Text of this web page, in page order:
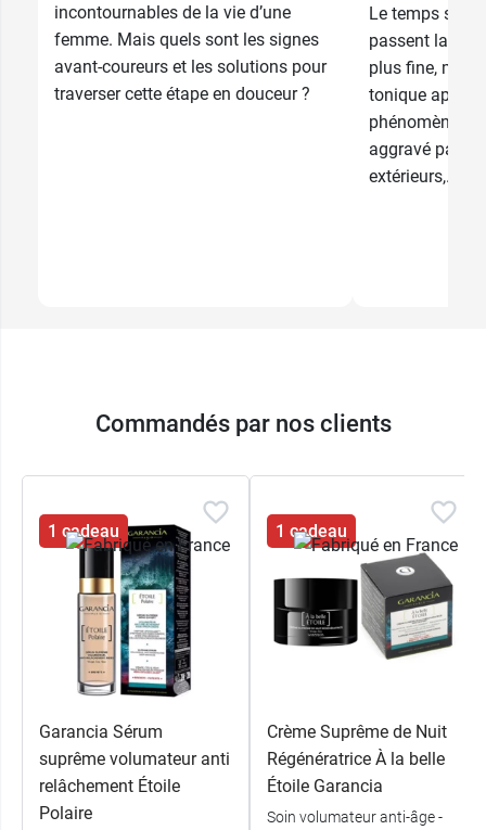
incontournables de la vie d’une
femme. Mais quels sont les signes
avant-coureurs et les solutions pour
traverser cette étape en douceur ?
Le temps
passent
plus fine,
tonique
phénomène
aggravé par
extérieurs,...
Commandés par nos clients
1 cadeau
Garancia Sérum
suprême volumateur anti
relâchement Étoile
Polaire
1 cadeau
Crème Suprême de Nuit
Régénératrice À la belle
Étoile Garancia
Soin volumateur anti-âge -